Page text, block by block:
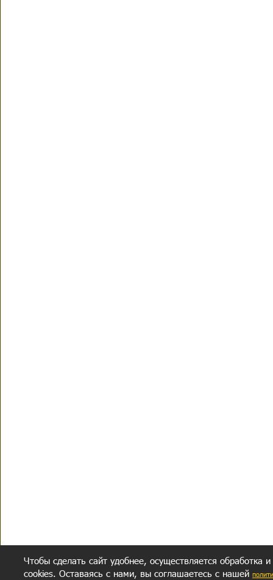
Чтобы сделать сайт удобнее, осуществляется обработка
cookies. Оставаясь с нами, вы соглашаетесь с нашей